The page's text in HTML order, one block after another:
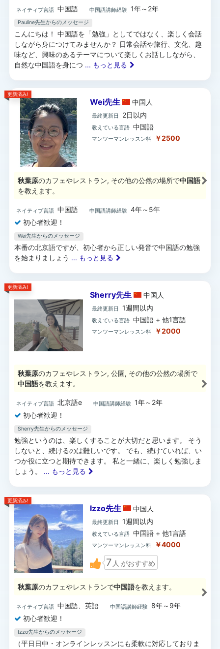
ネイティブ言語 中国語 中国語講師経験 1年～2年
Pauline先生からのメッセージ
こんにちは！ 中国語を「勉強」としてではなく、楽しく会話
しながら身につけてみませんか？ 日常会話や旅行、文化、趣
味など、興味のあるテーマについて楽しくお話ししながら、
自然な中国語を身につ ... もっと見る
更新済み!
Wei先生 中国 人
最終更新日 2日以内
教えている言語 中国語
マンツーマンレッスン料 ￥2500
秋葉原のカフェやレストラン, その他の公然の場所で中国語
を教えます。
ネイティブ言語 中国語 中国語講師経験 4年～5年
初心者歓迎！
Wei先生からのメッセージ
本番の北京語ですが、初心者から正しい発音で中国語の勉強
を始まりましょう ... もっと見る
更新済み!
Sherry先生 中国 人
最終更新日 1週間以内
教えている言語 中国語 + 他1言語
マンツーマンレッスン料 ￥2000
秋葉原のカフェやレストラン, 公園, その他の公然の場所で
中国語を教えます。
ネイティブ言語 北京語e 中国語講師経験 1年～2年
初心者歓迎！
Sherry先生からのメッセージ
勉強というのは、楽しくすることが大切だと思います。 そう
しないと、続けるのは難しいです。 でも、続けていれば、い
つか役に立つと期待できます。 私と一緒に、楽しく勉強しま
しょう。 ... もっと見る
更新済み!
Izzo先生 中国 人
最終更新日 1週間以内
教えている言語 中国語 + 他1言語
マンツーマンレッスン料 ￥4000
7 人 がおすすめ
秋葉原のカフェやレストランで中国語を教えます。
ネイティブ言語 中国語、英語 中国語講師経験
8年～9年
初心者歓迎！
Izzo先生からのメッセージ
（平日日中・オンラインレッスンにも柔軟に対応しておりま